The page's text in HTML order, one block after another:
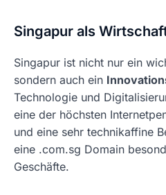
Singapur als
Singapur ist nicht nur ein
sondern auch ein
Technologie und
eine der höchsten
und eine sehr technikaffine
eine .com.sg Domain
Geschäfte.